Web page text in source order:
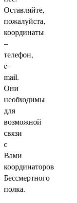
Оставляйте,
пожалуйста,
координаты
–
телефон,
e-
mail.
Они
необходимы
для
возможной
связи
с
Вами
координаторов
Бессмертного
полка.